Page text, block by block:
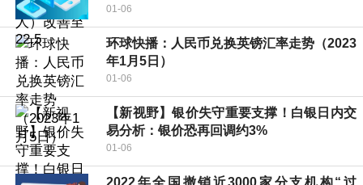
01-06
环球快播：人民币兑换英镑汇率走势（2023
年1月5日）
01-06
【新视野】银价失守重要支撑！白银日内交
易分析：银价恐再回调约3%
01-06